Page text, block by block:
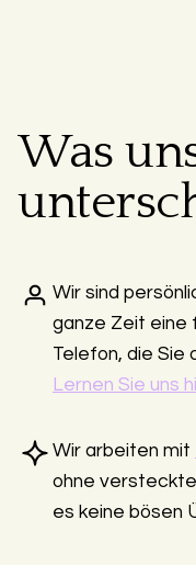
Was
Wir sind
ganze Zeit eine
Telefon, die Sie
Lernen Sie uns
Wir arbeiten mit
ohne
es keine bösen